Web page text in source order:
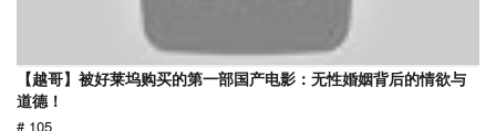
【越哥】被好莱坞购买的第一部国产电影：无性婚姻背后的情欲与
道德！
# 105